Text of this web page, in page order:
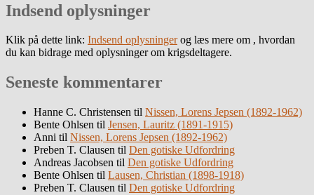
Indsend oplysninger
Klik på dette link: Indsend oplysningerog læs mere om , hvordan
du kan bidrage med oplysninger om krigsdeltagere.
Seneste kommentarer
Hanne C. Christensen til Nissen, Lorens Jepsen (1892-1962)
Bente Ohlsen til Jensen, Lauritz (1891-1915)
Anni til Nissen, Lorens Jepsen (1892-1962)
Preben T. Clausen til Den gotiske Udfordring
Andreas Jacobsen til Den gotiske Udfordring
Bente Ohlsen til Lausen, Christian (1898-1918)
Preben T. Clausen til Den gotiske Udfordring